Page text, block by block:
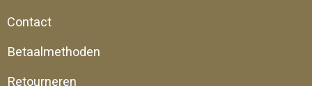
Contact
Betaalmethoden
Retourneren